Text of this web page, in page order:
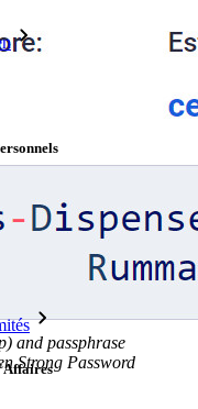
and passphrase
Strong Password